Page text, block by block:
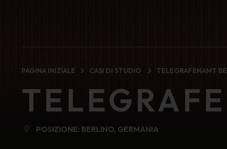
PAGINA INIZIALE CASI DI STUDIO TELEGRAFENAMT
POSIZIONE: BERLINO, GERMANIA